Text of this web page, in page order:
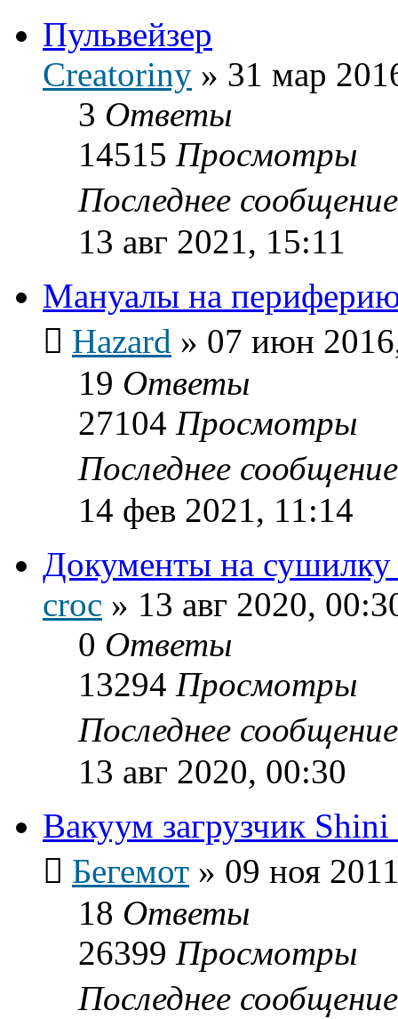
Пульвейзер
Creatoriny » 31 мар
3 Ответы
14515 Просмотры
Последнее
13 авг 2021, 15:11
Мануалы на
Hazard » 07 июн
19 Ответы
27104 Просмотры
Последнее
14 фев 2021, 11:14
Документы на
croc » 13 авг 2020,
0 Ответы
13294 Просмотры
Последнее
13 авг 2020, 00:30
Вакуум загрузчик
Бегемот » 09 ноя
18 Ответы
26399 Просмотры
Последнее